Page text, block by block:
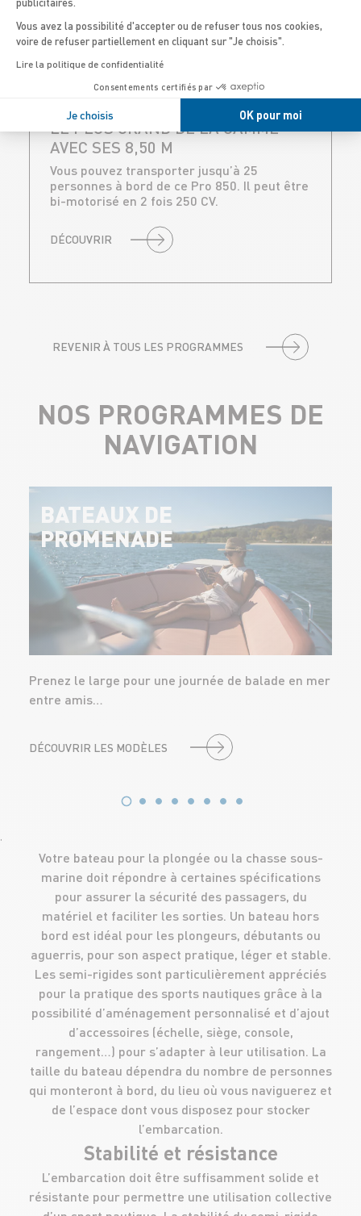
PRO 850
LE PLUS GRAND DE LA GAMME
AVEC SES 8,50 M
Vous pouvez transporter jusqu’à 25
personnes à bord de ce Pro 850. Il peut être
bi-motorisé en 2 fois 250 CV.
DÉCOUVRIR
REVENIR À TOUS LES PROGRAMMES
NOS PROGRAMMES DE
NAVIGATION
BATEAUX DE
PROMENADE
Prenez le large pour une journée de balade en mer
entre amis…
DÉCOUVRIR LES MODÈLES
'
Votre bateau pour la plongée ou la chasse sous-
marine doit répondre à certaines spécifications
pour assurer la sécurité des passagers, du
matériel et faciliter les sorties. Un bateau hors
bord est idéal pour les plongeurs, débutants ou
aguerris, pour son aspect pratique, léger et stable.
Les semi-rigides sont particulièrement appréciés
pour la pratique des sports nautiques grâce à la
possibilité d’aménagement personnalisé et d’ajout
d’accessoires (échelle, siège, console,
rangement…) pour s’adapter à leur utilisation. La
taille du bateau dépendra du nombre de personnes
qui monteront à bord, du lieu où vous naviguerez et
de l’espace dont vous disposez pour stocker
l’embarcation.
Stabilité et résistance
L’embarcation doit être suffisamment solide et
résistante pour permettre une utilisation collective
Vous avez la possibilité d'accepter ou de refuser tous nos cookies,
voire de refuser partiellement en cliquant sur "Je choisis".
Lire la politique de confidentialité
Consentements certifiés par
Je choisis OK pour moi